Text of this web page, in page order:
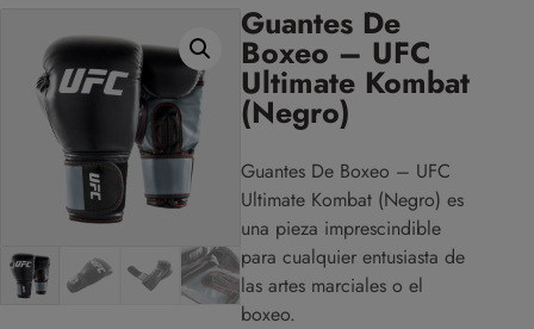
Guantes De
Boxeo – UFC
Ultimate Kombat
(Negro)
Guantes De Boxeo – UFC
Ultimate Kombat (Negro) es
una pieza imprescindible
para cualquier entusiasta de
las artes marciales o el
boxeo.